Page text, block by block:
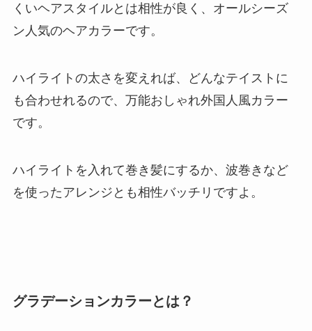
くいヘアスタイルとは相性が良く、オールシーズ
ン人気のヘアカラーです。
ハイライトの太さを変えれば、どんなテイストに
も合わせれるので、万能おしゃれ外国人風カラー
です。
ハイライトを入れて巻き髪にするか、波巻きなど
を使ったアレンジとも相性バッチリですよ。
グラデーションカラーとは？